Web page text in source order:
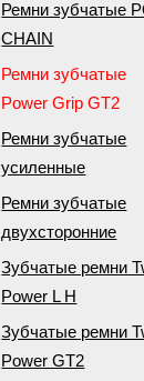
Ремни зубчатые
CHAIN
Ремни зубчатые
Power Grip GT2
Ремни зубчатые
усиленные
Ремни зубчатые
двухсторонние
Зубчатые ремни
Power L H
Зубчатые ремни
Power GT2